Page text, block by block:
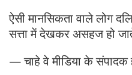
ऐसी मानसिकता वाले लोग
सत्ता में देखकर असहज हो
— चाहे वे मीडिया के संपादक